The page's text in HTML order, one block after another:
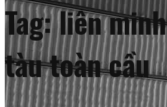
Tag:liên
tàu toàn cầu